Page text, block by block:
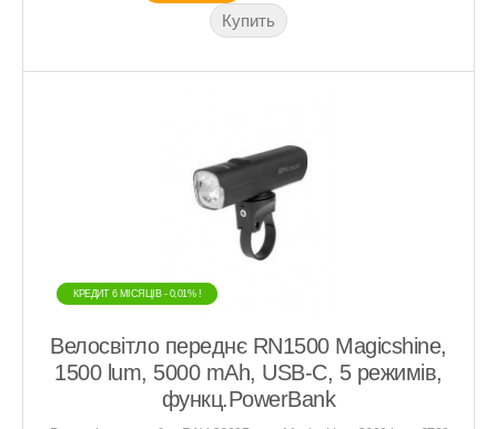
КРЕДИТ 6 МIСЯЦIВ - 0,01% !
КРЕДИТ 6 МIСЯЦIВ - 0,01% !
Велосвітло переднє RN1500 Magicshine,
1500 lum, 5000 mAh, USB-C, 5 режимів,
функц.PowerBank